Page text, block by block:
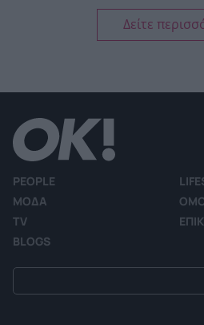
Δείτε
PEOPLE
ΜΟΔΑ
TV
BLOGS